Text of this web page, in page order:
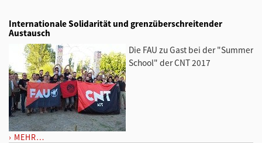
Internationale Solidarität und grenzüberschreitender
Austausch
Die FAU zu Gast bei der "Summer
School" der CNT 2017
MEHR…